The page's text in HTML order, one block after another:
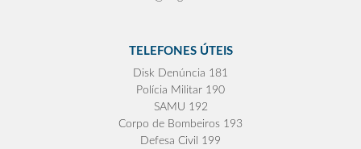
TELEFONES ÚTEIS
Disk Denúncia 181
Polícia Militar 190
SAMU 192
Corpo de Bombeiros 193
Defesa Civil 199